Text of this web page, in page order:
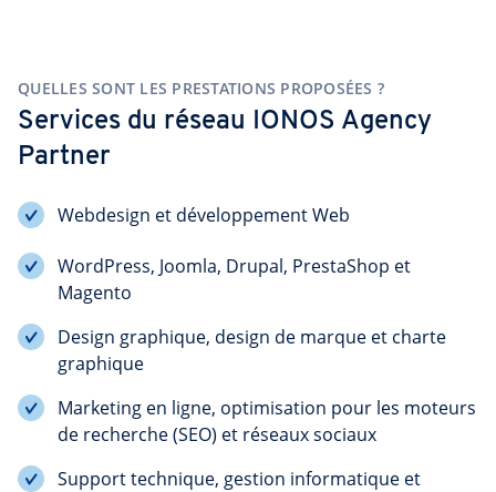
QUELLES SONT LES PRESTATIONS PROPOSÉES ?
Services du réseau IONOS Agency
Partner
Webdesign et développement Web
WordPress, Joomla, Drupal, PrestaShop et
Magento
Design graphique, design de marque et charte
graphique
Marketing en ligne, optimisation pour les moteurs
de recherche (SEO) et réseaux sociaux
Support technique, gestion informatique et